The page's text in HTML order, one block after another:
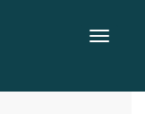
Toggle